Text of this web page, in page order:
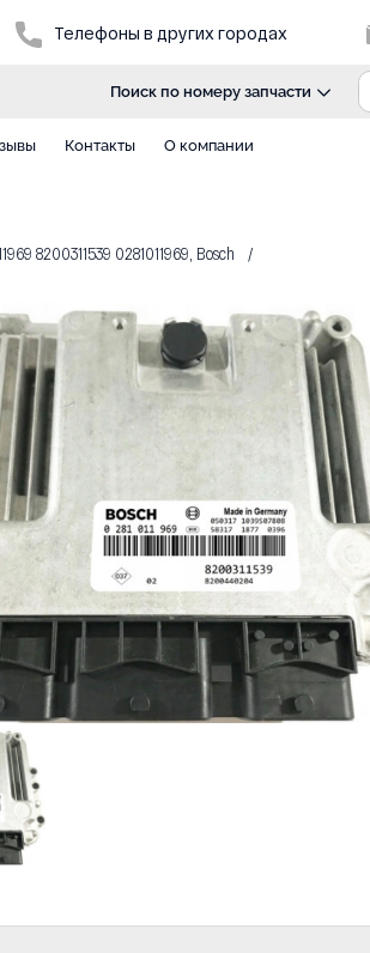
Телефоны в других городах
Поиск по номеру запчасти
Контакты О компании
8200311539 0281011969, Bosch